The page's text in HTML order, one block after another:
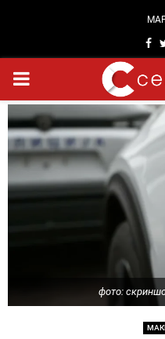
PRIMARY
MENU
фото: